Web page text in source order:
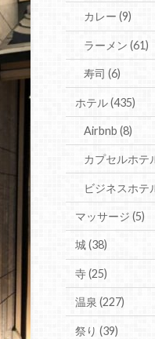
カレー(9)
ラーメン(61)
寿司(6)
ホテル(435)
Airbnb(8)
カプセルホテ
ビジネスホテ
マッサージ (5)
城(38)
寺(25)
温泉 (227)
祭り (39)